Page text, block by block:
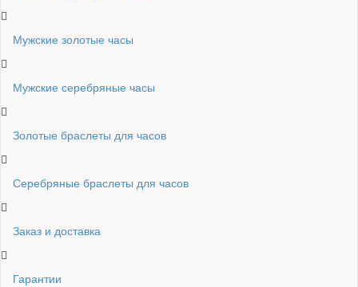
Мужские золотые часы
Мужские серебряные часы
Золотые браслеты для часов
Серебряные браслеты для часов
Заказ и доставка
Гарантии